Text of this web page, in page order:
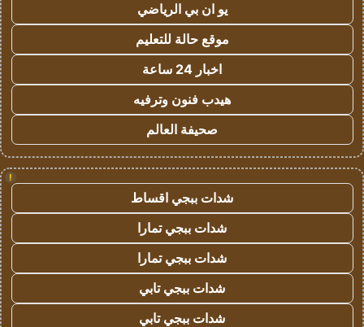
يو ان بي الرياضي
موقع حالة للتعليم
اخبار 24 ساعة
هيدب فنون وترفيه
صحيفة العالم
!
شدات ببجي اقساط
شدات ببجي تمارا
شدات ببجي تمارا
شدات ببجي تابي
شدات ببجي تابي